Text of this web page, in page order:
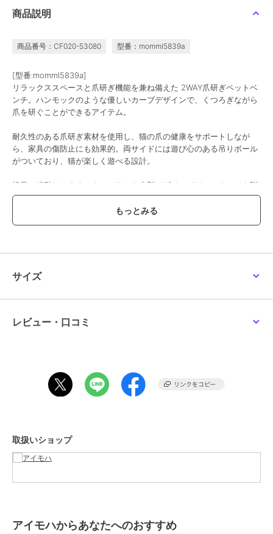
商品説明
商品番号：CF020-53080 型番：momml5839a
[型番:momml5839a]
リラックススペースと爪研ぎ機能を兼ね備えた 2WAY爪研ぎペットベ
ンチ。ハンモックのような優しいカーブデザインで、くつろぎながら
爪を研ぐことができるアイテム。
耐久性のある爪研ぎ素材を使用し、猫の爪の健康をサポートしなが
ら、家具の傷防止にも効果的。両サイドには遊び心のある吊りボール
がついており、猫が楽しく遊べる設計。
軽量で移動しやすく、ナチュラルな木製デザインがインテリアにも馴
染みやすい。
※生産時期によって、サイズや仕様が異なる場合がございます。
ブランド
ショップ アイモハ
商品カテゴリ
ステーショナリー・バラエティ雑
貨 ／ ペット用品・ペットグッズ
素材
【ベージュ】木+天然サイザル麻
サイズ
レビュー・口コミ
取扱いショップ
アイモハからあなたへのおすすめ